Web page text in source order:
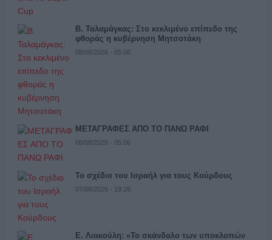
Β. Ταλαμάγκας: Στο κεκλιμένο επίπεδο της
φθοράς η κυβέρνηση Μητσοτάκη
08/08/2026 - 05:06
ΜΕΤΑΓΡΑΦΕΣ ΑΠΟ ΤΟ ΠΑΝΩ ΡΑΦΙ
08/08/2026 - 05:06
Το σχέδιο του Ισραήλ για τους Κούρδους
07/08/2026 - 19:28
Ε. Λιακούλη: «Το σκάνδαλο των υποκλοπών